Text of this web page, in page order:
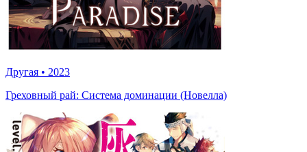
Другая • 2023
Греховный рай: Система доминации (Новелла)